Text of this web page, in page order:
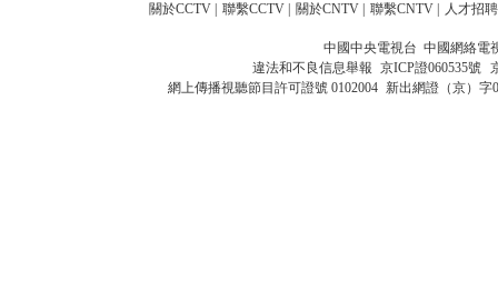
關於CCTV 聯繫CCTV 關於CNTV 聯繫CNTV 人才招聘
中國中央電視台 中國網絡電
違法和不良信息舉報 京ICP證060535號
網上傳播視聽節目許可證號 0102004 新出網證（京）